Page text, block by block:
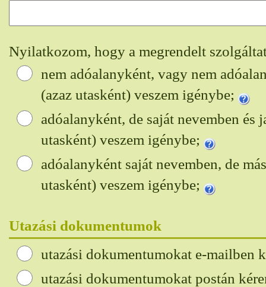
Nyilatkozom, hogy a megrendelt
nem adóalanyként, vagy nem
(azaz utasként) veszem igénybe;
adóalanyként, de saját nevemben és
utasként) veszem igénybe;
adóalanyként saját nevemben, de
utasként) veszem igénybe;
Utazási dokumentumok
utazási dokumentumokat e-mailben
utazási dokumentumokat postán